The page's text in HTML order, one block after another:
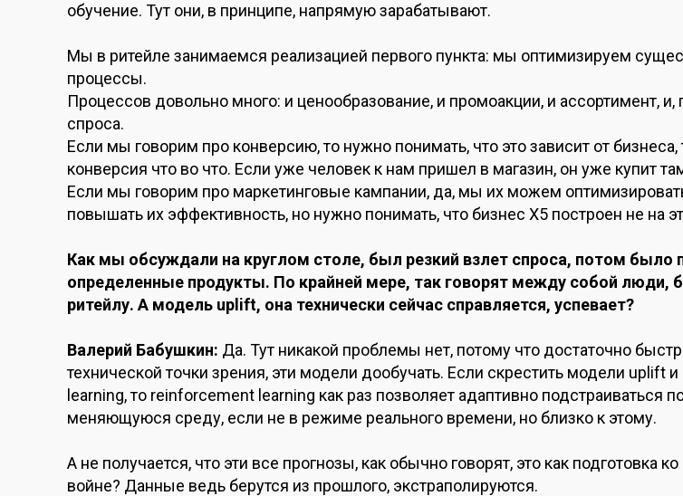
обучение. Тут они, в принципе, напрямую зарабатывают.
Мы в ритейле занимаемся реализацией первого пункта: мы оптимизируем
процессы.
Процессов довольно много: и ценообразование, и промоакции, и ассортимент, и,
спроса.
Если мы говорим про конверсию, то нужно понимать, что это зависит от бизнеса,
конверсия что во что. Если уже человек к нам пришел в магазин, он уже купит
Если мы говорим про маркетинговые кампании, да, мы их можем
повышать их эффективность, но нужно понимать, что бизнес Х5 построен не на
Как мы обсуждали на круглом столе, был резкий взлет спроса, потом было
определенные продукты. По крайней мере, так говорят между собой люди,
ритейлу. А модель uplift, она технически сейчас справляется, успевает?
Валерий Бабушкин: Да. Тут никакой проблемы нет, потому что достаточно
технической точки зрения, эти модели дообучать. Если скрестить модели uplift
learning, то reinforcement learning как раз позволяет адаптивно подстраиваться
меняющуюся среду, если не в режиме реального времени, но близко к этому.
А не получается, что эти все прогнозы, как обычно говорят, это как подготовка
войне? Данные ведь берутся из прошлого, экстраполируются.